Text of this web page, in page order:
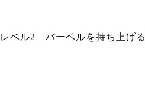
レベル2 バーベルを持ち上げる